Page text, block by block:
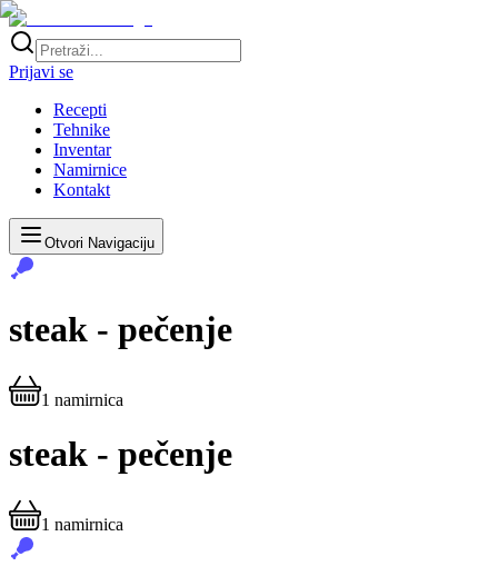
Prijavi se
Recepti
Tehnike
Inventar
Namirnice
Kontakt
Otvori Navigaciju
steak - pečenje
1 namirnica
steak - pečenje
1 namirnica